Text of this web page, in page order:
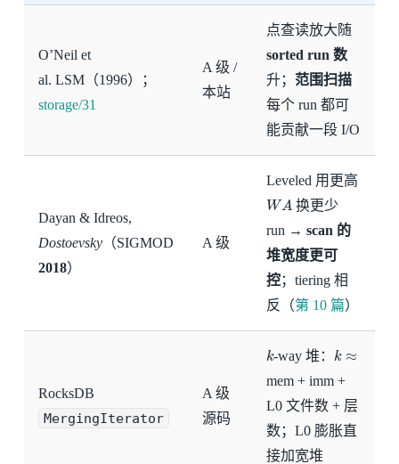
O’Neil et
al. LSM（1996）；
storage/31
A 级 /
本站
点查读放大随
sorted run 数
升； 范围扫描
每个 run 都可
能贡献一段 I/O
Dayan & Idreos,
Dostoevsky（SIGMOD
2018）
A 级
Leveled 用更高
WA 换更少
run → scan 的
堆宽度更可
控；tiering 相
反（第 10 篇）
RocksDB
MergingIterator
A 级
源码
k-way 堆： k
mem + imm +
L0 文件数 + 层
数；L0 膨胀直
接加宽堆